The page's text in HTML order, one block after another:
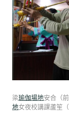
梁瑜伽場地安合（
地女夜校講課蘆笙